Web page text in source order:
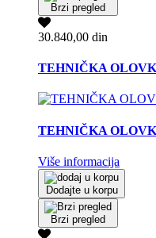
Brzi pregled
30.840,00 din
TEHNIČKA
TEHNIČKA
Više informacija
Dodajte u korpu
Brzi pregled